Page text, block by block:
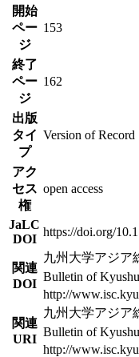
開始
ペー
ジ
153
終了
ペー
ジ
162
出版
タイ
プ
Version of Record
アク
セス
権
open access
JaLC
DOI
https://doi.org/
関連
DOI
九州大学アジア
Bulletin of
http://
関連
URI
九州大学アジア
Bulletin of
http://